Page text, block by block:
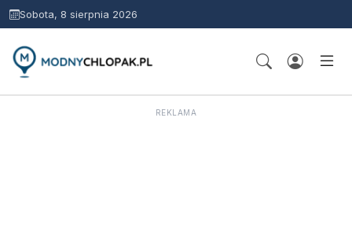
Sobota, 8 sierpnia 2026
REKLAMA